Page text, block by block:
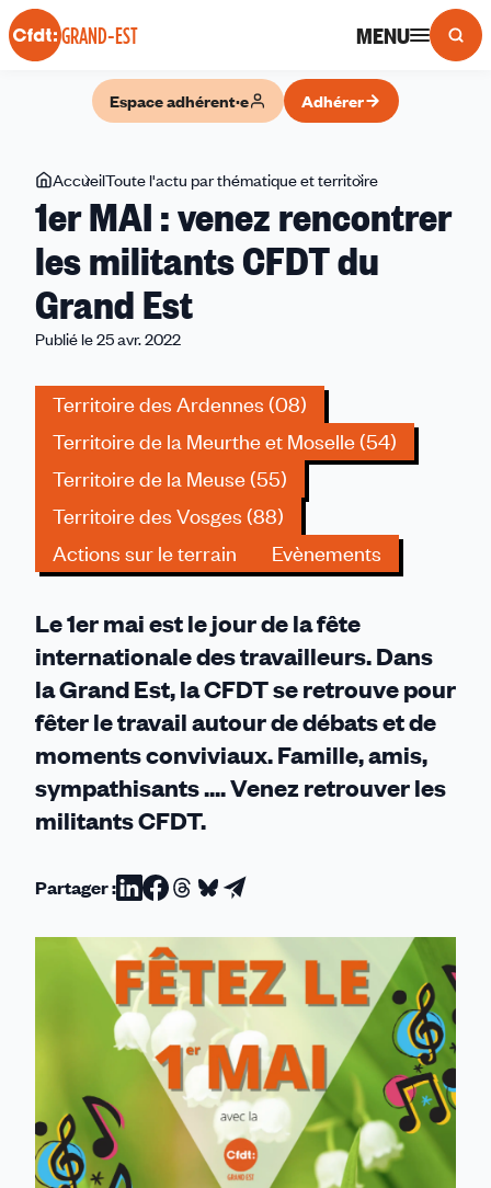
Panneau de gestion des cookies
GRAND-EST MENU
Espace adhérent·e Adhérer
Vous
êtes
ici
AccueilToute l'actu par thématique et territoire
MAI
Grand
Est
1er MAI : venez rencontrer
les militants CFDT du
Grand Est
Publié le 25 avr. 2022
Territoire des Ardennes (08)
Territoire de la Meurthe et Moselle (54)
Territoire de la Meuse (55)
Territoire des Vosges (88)
Actions sur le terrain
Evènements
Le 1er mai est le jour de la fête
internationale des travailleurs. Dans
la Grand Est, la CFDT se retrouve pour
fêter le travail autour de débats et de
moments conviviaux. Famille, amis,
sympathisants .... Venez retrouver les
militants CFDT.
Partager :Partager
sur
Linkedin
Partager
sur
Facebook
Partager
sur
Threads
Partager
sur
Bluesky
Partager
par
email